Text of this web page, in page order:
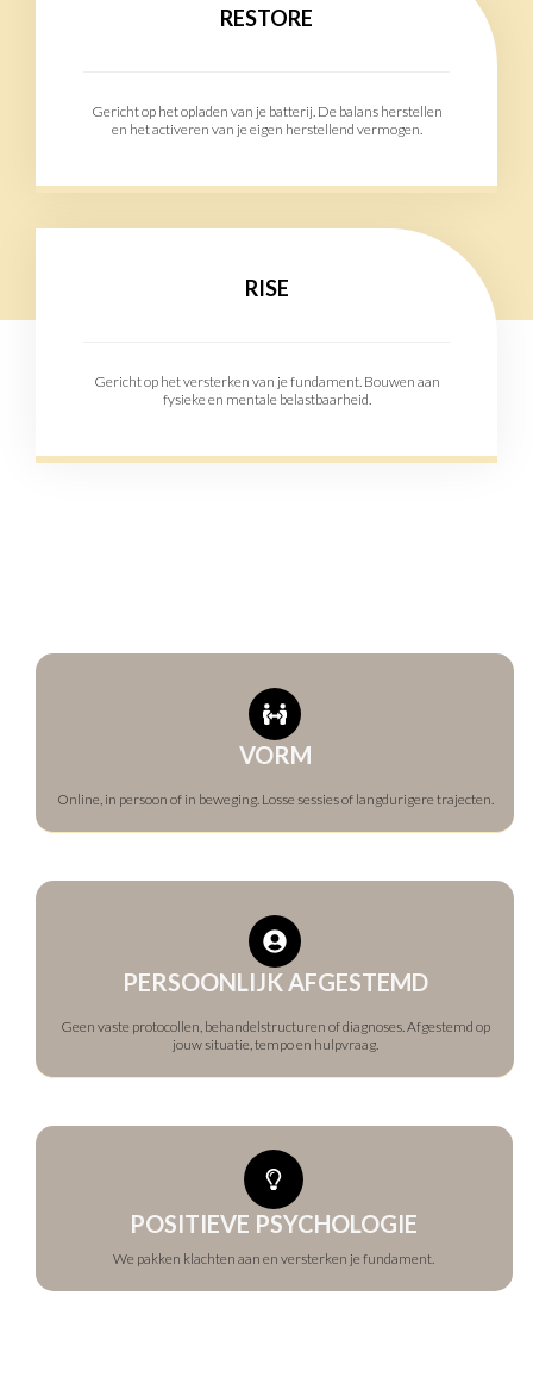
RESTORE
Gericht op het opladen van je batterij. De balans herstellen
en het activeren van je eigen herstellend vermogen.
RISE
Gericht op het versterken van je fundament. Bouwen aan
fysieke en mentale belastbaarheid.
VORM
Online, in persoon of in beweging. Losse sessies of langdurigere trajecten.
PERSOONLIJK AFGESTEMD
Geen vaste protocollen, behandelstructuren of diagnoses. Afgestemd op
jouw situatie, tempo en hulpvraag.
POSITIEVE PSYCHOLOGIE
We pakken klachten aan en versterken je fundament.